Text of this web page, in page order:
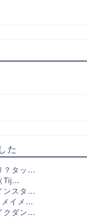
た
？タッ…
Tij…
ンスタ…
メイメ…
クダン…